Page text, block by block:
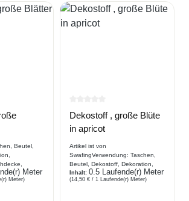
Bewertung von 0 von 5 Sternen
Beutel,
Meter
Meter)
Durchschnittliche
Dekostoff , große Blüte
in apricot
Artikel ist von
SwafingVerwendung: Taschen,
Beutel, Dekostoff, Dekoration,
Brotkörbchen, Tischdecke,
Platzdecke, Bekleidung
Inhalt: 0.5 Laufende(r) Meter
(14,50 € / 1 Laufende(r) Meter)